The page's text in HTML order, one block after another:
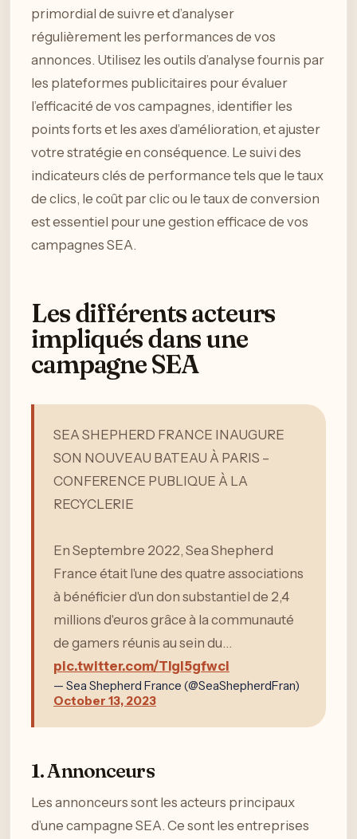
primordial de suivre et d’analyser
régulièrement les performances de vos
annonces. Utilisez les outils d’analyse fournis par
les plateformes publicitaires pour évaluer
l’efficacité de vos campagnes, identifier les
points forts et les axes d’amélioration, et ajuster
votre stratégie en conséquence. Le suivi des
indicateurs clés de performance tels que le taux
de clics, le coût par clic ou le taux de conversion
est essentiel pour une gestion efficace de vos
campagnes SEA.
Les différents acteurs
impliqués dans une
campagne SEA
SEA SHEPHERD FRANCE INAUGURE
SON NOUVEAU BATEAU À PARIS –
CONFERENCE PUBLIQUE À LA
RECYCLERIE
En Septembre 2022, Sea Shepherd
France était l'une des quatre associations
à bénéficier d'un don substantiel de 2,4
millions d'euros grâce à la communauté
de gamers réunis au sein du…
pic.twitter.com/TIgl5gfwci
— Sea Shepherd France (@SeaShepherdFran)
October 13, 2023
1. Annonceurs
Les annonceurs sont les acteurs principaux
d’une campagne SEA. Ce sont les entreprises